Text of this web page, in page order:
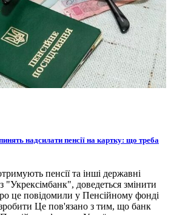
надсилати пенсії на картку: що треба
пенсії та інші державні
"Укрексімбанк", доведеться змінити
це повідомили у Пенсійному фонді
Це пов'язано з тим, що банк